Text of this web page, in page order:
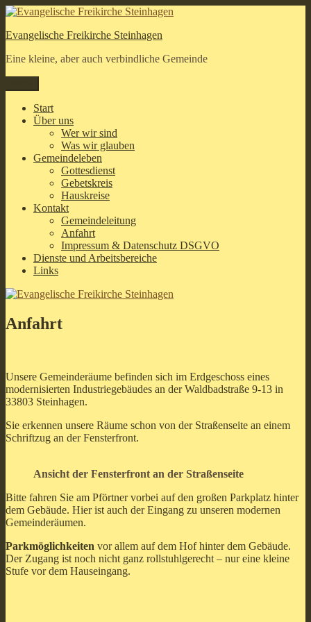
Zum
springen
Evangelische Freikirche Steinhagen
Eine kleine, aber auch verbindliche Gemeinde
Start
Über uns
Wer wir sind
Was wir glauben
Gemeindeleben
Gottesdienst
Gebetskreis
Hauskreise
Kontakt
Gemeindeleitung
Anfahrt
Impressum & Datenschutz DSGVO
Dienste und Arbeitsbereiche
Links
Anfahrt
Unsere Gemeinderäume befinden sich im Erdgeschoss eines
modernisierten Industriegebäudes an der Waldbadstraße 9-13 in
33803 Steinhagen.
Sie erkennen unsere Räume schon von der Straßenseite an einem
Schriftzug an der Fensterfront.
Ansicht der Fensterfront an der Straßenseite
Bitte fahren Sie am Pförtner vorbei auf den großen Parkplatz hinter
dem Gebäude. Hier ist auch der Eingang zu unseren modernen
Gemeinderäumen.
Parkmöglichkeiten vor allem auf dem Hof hinter dem Gebäude.
Der Zugang ist noch nicht ganz rollstuhlgerecht – nur eine kleine
Stufe vor dem Hauseingang.